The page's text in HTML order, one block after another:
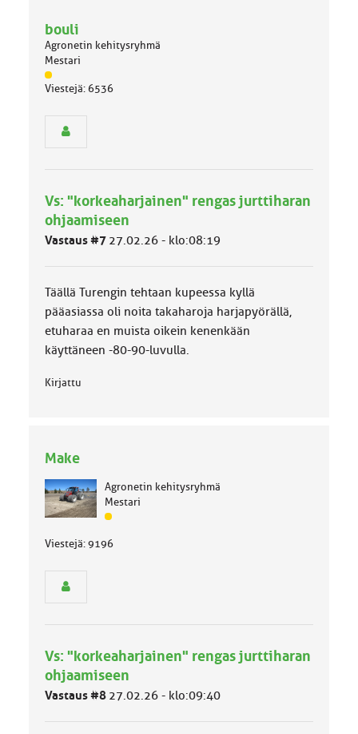
bouli
Agronetin kehitysryhmä
Mestari
J
ä
m
ä
u
k
a
:
Viestejä: 6536
Vs: "korkeaharjainen" rengas jurttiharan
ohjaamiseen
Vastaus #7 27.02.26 - klo:08:19
Täällä Turengin tehtaan kupeessa kyllä
pääasiassa oli noita takaharoja harjapyörällä,
etuharaa en muista oikein kenenkään
käyttäneen -80-90-luvulla.
Kirjattu
Make
Agronetin kehitysryhmä
Mestari
J
s
ä
l
o
Viestejä: 9196
Vs: "korkeaharjainen" rengas jurttiharan
ohjaamiseen
Vastaus #8 27.02.26 - klo:09:40